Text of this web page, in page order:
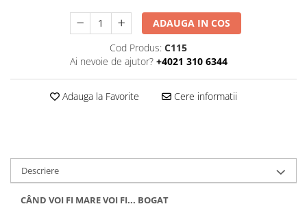
ADAUGA IN COS
Cod Produs: C115
Ai nevoie de ajutor? +4021 310 6344
Adauga la Favorite Cere informatii
Descriere
CÂND VOI FI MARE VOI FI... BOGAT